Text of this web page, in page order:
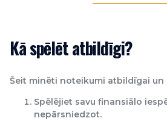
Kā spēlēt atbildīgi?
Šeit minēti noteikumi atbildīgai un
Spēlējiet savu finansiālo
nepārsniedzot.